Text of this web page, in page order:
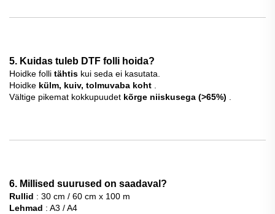
5. Kuidas tuleb DTF folli hoida?
Hoidke folli tähtis kui seda ei kasutata.
Hoidke külm, kuiv, tolmuvaba koht
Vältige pikemat kokkupuudet kõrge niiskusega (>65%)
6. Millised suurused on saadaval?
Rullid : 30 cm / 60 cm x 100 m
Lehmad : A3 / A4